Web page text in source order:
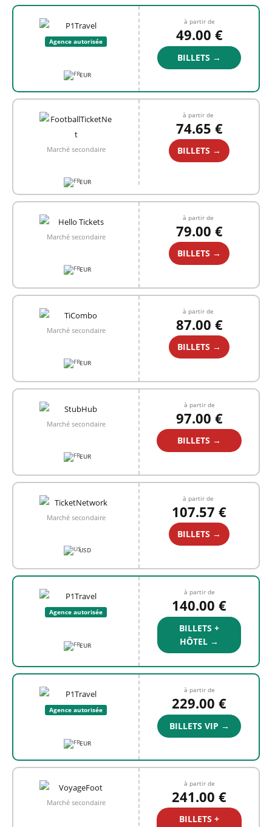
Agence autorisée
EUR
à partir de
49.00 €
BILLETS →
Marché secondaire
EUR
à partir de
74.65 €
BILLETS →
Marché secondaire
EUR
à partir de
79.00 €
BILLETS →
Marché secondaire
EUR
à partir de
87.00 €
BILLETS →
Marché secondaire
EUR
à partir de
97.00 €
BILLETS →
Marché secondaire
USD
à partir de
107.57 €
BILLETS →
Agence autorisée
EUR
à partir de
140.00 €
BILLETS +
HÔTEL →
Agence autorisée
EUR
à partir de
229.00 €
BILLETS VIP →
Marché secondaire
à partir de
241.00 €
BILLETS +